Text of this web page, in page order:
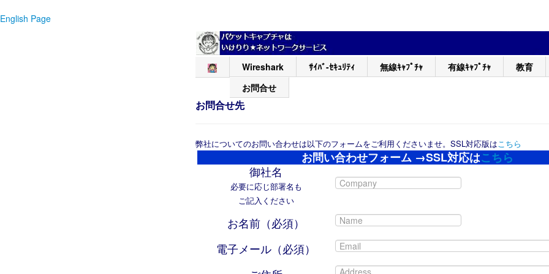
English Page
Wireshark ｻｲﾊﾞ-ｾｷｭﾘﾃｨ 無線ｷｬﾌﾟﾁｬ 有線ｷｬﾌﾟﾁｬ
教育
お問合せ
お問合せ先
弊社についてのお問い合わせは以下のフォームをご利用くださいませ。SSL対応版はこちら
お問い合わせフォーム →SSL対応はこちら
御社名
必要に応じ部署名も
ご記入ください
お名前（必須）
電子メール（必須）